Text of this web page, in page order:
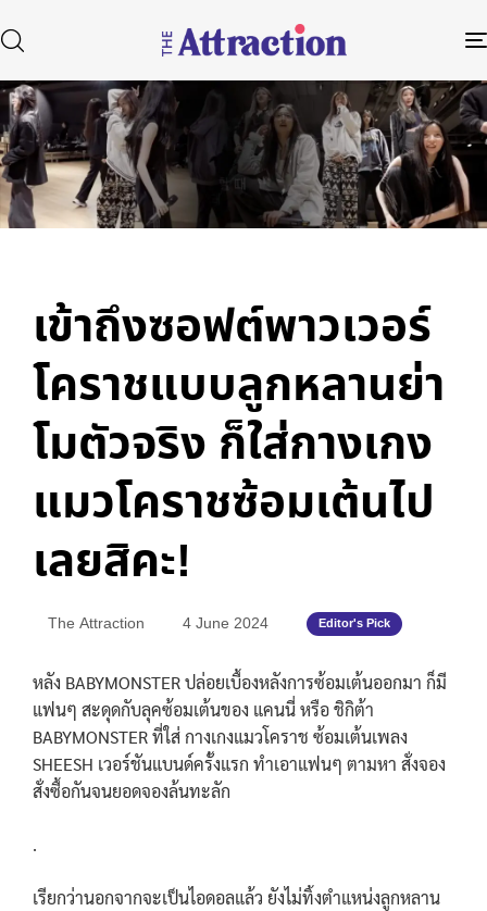
Type and hit enter
เข้าถึงซอฟต์พาวเวอร์
โคราชแบบลูกหลานย่า
โมตัวจริง ก็ใส่กางเกง
แมวโคราชซ้อมเต้นไป
เลยสิคะ!
Author
The Attraction
Published
on:
4 June 2024
Published
in:
Editor's Pick
หลัง BABYMONSTER ปล่อยเบื้องหลังการซ้อมเต้นออกมา ก็มี
แฟนๆ สะดุดกับลุคซ้อมเต้นของ แคนนี่ หรือ ชิกิต้า
BABYMONSTER ที่ใส่ กางเกงแมวโคราช ซ้อมเต้นเพลง
SHEESH เวอร์ชันแบนด์ครั้งแรก ทำเอาแฟนๆ ตามหา สั่งจอง
สั่งซื้อกันจนยอดจองล้นทะลัก
.
เรียกว่านอกจากจะเป็นไอดอลแล้ว ยังไม่ทิ้งตำแหน่งลูกหลาน